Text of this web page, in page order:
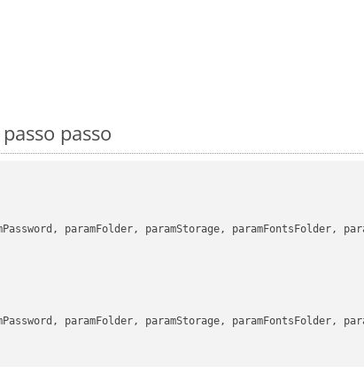
passo
paramFolder, paramStorage, paramFontsFolder,
paramFolder, paramStorage, paramFontsFolder,